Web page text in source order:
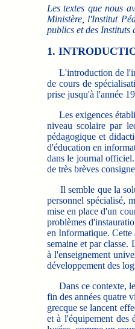
Les textes que nous
Ministère, l'Institut
publics et des Instituts
1.
L'introduction de
de cours de
prise jusqu'à l'année
Les exigences
niveau scolaire par
pédagogique et
d'éducation en
dans le journal
de très brèves
Il semble que la
personnel spécialisé,
mise en place d'un
problèmes
en Informatique.
semaine et par classe.
à l'enseignement
développement des
Dans ce contexte, le
fin des années quatre
grecque se lancent
et à l'équipement des